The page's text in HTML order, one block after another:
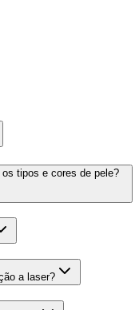
tipos e cores de pele?
a laser?